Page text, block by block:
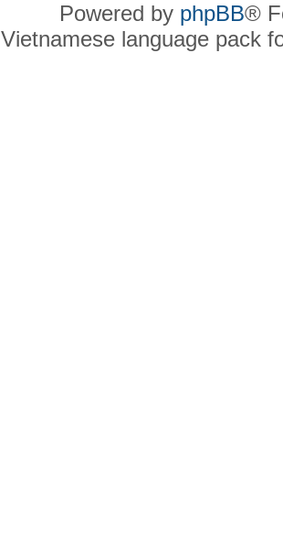
Powered by phpBB®
Vietnamese language pack